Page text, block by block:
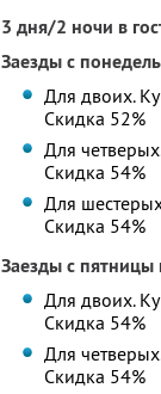
3 дня/2 ночи в
Заезды с
Для двоих.
Скидка 52%
Для
Скидка 54%
Для
Скидка 54%
Заезды с
Для двоих.
Скидка 54%
Для
Скидка 54%